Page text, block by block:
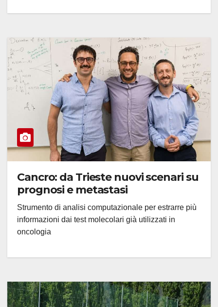
Cancro: da Trieste nuovi scenari su
prognosi e metastasi
Strumento di analisi computazionale per estrarre più
informazioni dai test molecolari già utilizzati in
oncologia